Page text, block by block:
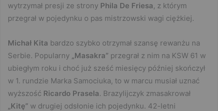
wytrzymał presji ze strony Phila De Friesa, z którym
przegrał w pojedynku o pas mistrzowski wagi ciężkiej.
Michał Kita bardzo szybko otrzymał szansę rewanżu na
Serbie. Popularny „Masakra” przegrał z nim na KSW 61 w
ubiegłym roku i choć już sześć miesięcy później skończył
w 1. rundzie Marka Samociuka, to w marcu musiał uznać
wyższość Ricardo Prasela. Brazylijczyk zmasakrował
„Kitę” w drugiej odsłonie ich pojedynku. 42-letni